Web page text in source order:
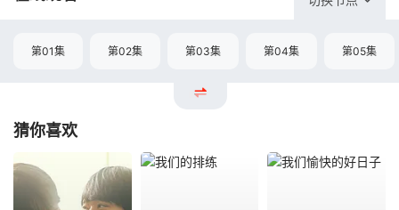
第01集 第02集 第03集 第04集 第05集
猜你喜欢